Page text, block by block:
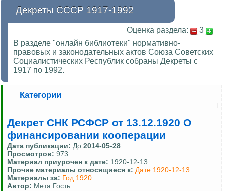
Декреты СССР 1917-1992
Оценка раздела:
3
В разделе "онлайн библиотеки" нормативно-
правовых и законодательных актов Союза Советских
Социалистических Республик собраны Декреты с
1917 по 1992.
Категории
Декрет СНК РСФСР от 13.12.1920 О
финансировании кооперации
Дата публикации: До 2014-05-28
Просмотров: 973
Материал приурочен к дате: 1920-12-13
Прочие материалы относящиеся к: Дате 1920-12-13
Материалы за: Год 1920
Автор: Мета Гость